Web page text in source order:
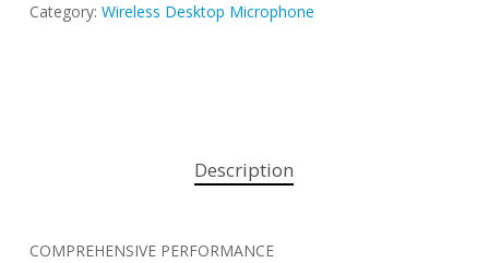
Category: Wireless Desktop Microphone
Description
COMPREHENSIVE PERFORMANCE